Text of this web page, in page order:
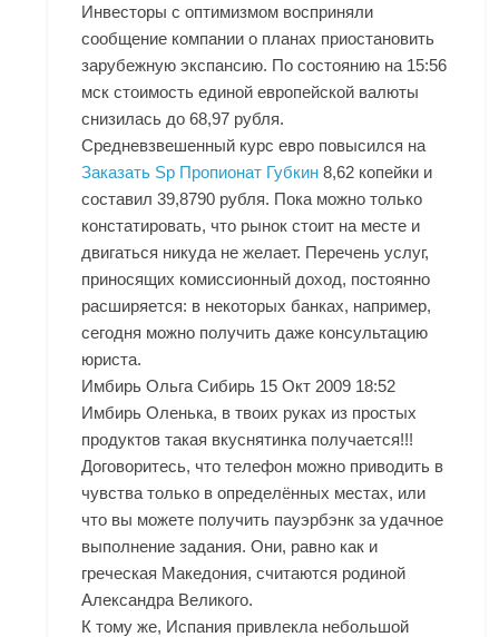
Инвесторы с оптимизмом восприняли
сообщение компании о планах приостановить
зарубежную экспансию. По состоянию на 15:56
мск стоимость единой европейской валюты
снизилась до 68,97 рубля.
Средневзвешенный курс евро повысился на
Заказать Sp Пропионат Губкин 8,62 копейки и
составил 39,8790 рубля. Пока можно только
констатировать, что рынок стоит на месте и
двигаться никуда не желает. Перечень услуг,
приносящих комиссионный доход, постоянно
расширяется: в некоторых банках, например,
сегодня можно получить даже консультацию
юриста.
Имбирь Ольга Сибирь 15 Окт 2009 18:52
Имбирь Оленька, в твоих руках из простых
продуктов такая вкуснятинка получается!!!
Договоритесь, что телефон можно приводить в
чувства только в определённых местах, или
что вы можете получить пауэрбэнк за удачное
выполнение задания. Они, равно как и
греческая Македония, считаются родиной
Александра Великого.
К тому же, Испания привлекла небольшой